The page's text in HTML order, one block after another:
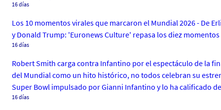
16 días
Los 10 momentos virales que marcaron el Mundial 2026 - De
y Donald Trump: 'Euronews Culture' repasa los diez
16 días
Robert Smith carga contra Infantino por el espectáculo de la
del Mundial como un hito histórico, no todos celebran su
Super Bowl impulsado por Gianni Infantino y lo ha calificado
16 días